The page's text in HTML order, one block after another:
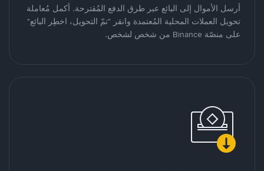
أرسل الأموال إلى البائع عبر طرق الدفع المُقترحة. أكمل مُعاملة
تحويل العملات المحلية المُعتمدة وانقر "تمّ التحويل، اخطِر البائع"
على منصّة Binance من شخص لشخص.